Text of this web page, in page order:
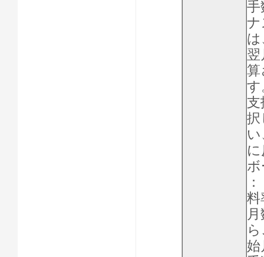
手
ナ
翌
算
す
択
料
始